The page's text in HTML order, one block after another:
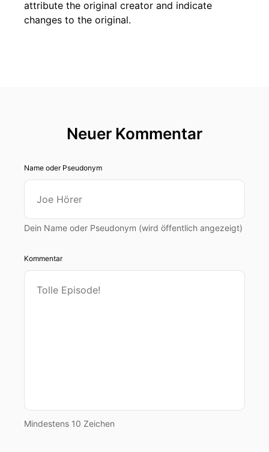
attribute the original creator and indicate
changes to the original.
Neuer Kommentar
Name oder Pseudonym
Dein Name oder Pseudonym (wird öffentlich angezeigt)
Kommentar
Mindestens 10 Zeichen